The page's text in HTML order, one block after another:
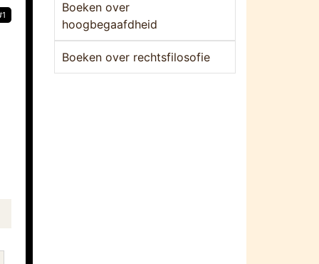
Boeken over
hoogbegaafdheid
Boeken over rechtsfilosofie